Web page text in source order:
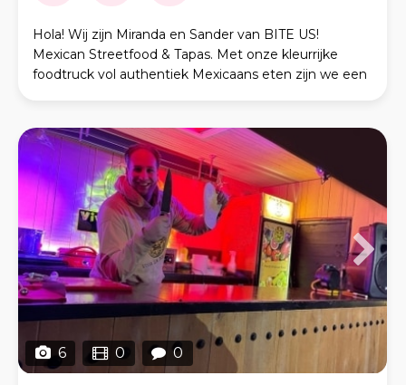
Hola! Wij zijn Miranda en Sander van BITE US!
Mexican Streetfood & Tapas. Met onze kleurrijke
foodtruck vol authentiek Mexicaans eten zijn we een
6 0 0